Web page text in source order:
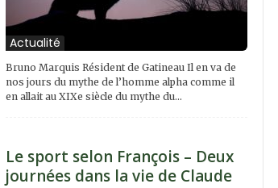
Actualité
Bruno Marquis Résident de Gatineau Il en va de
nos jours du mythe de l’homme alpha comme il
en allait au XIXe siècle du mythe du...
Le sport selon François – Deux
journées dans la vie de Claude